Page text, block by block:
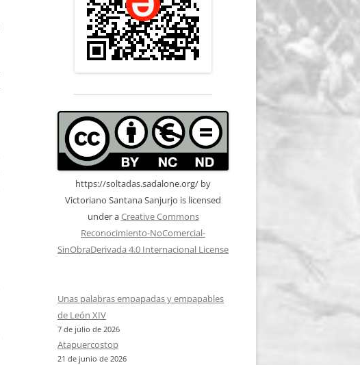
https://soltadas.sadalone.org/ by
Victoriano Santana Sanjurjo is licensed
under aCreative Commons
Reconocimiento-NoComercial-
SinObraDerivada 4.0 Internacional License
Unas palabras empapadas y empapables
de León XIV
7 de julio de 2026
Atapuercostop
21 de junio de 2026